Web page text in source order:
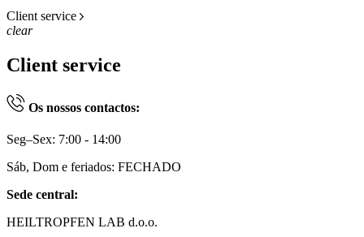
Client service
clear
Client service
Os nossos contactos:
Seg–Sex: 7:00 - 14:00
Sáb, Dom e feriados: FECHADO
Sede central:
HEILTROPFEN LAB d.o.o.